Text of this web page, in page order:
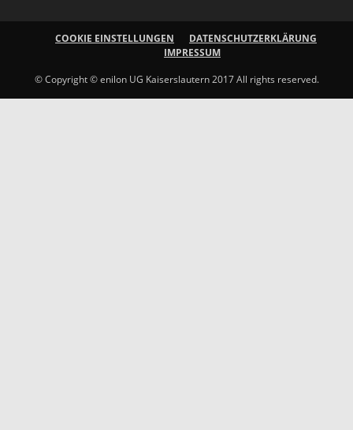
COOKIE EINSTELLUNGEN
DATENSCHUTZERKLÄRUNG
IMPRESSUM
© Copyright © enilon UG Kaiserslautern 2017 All rights reserved.